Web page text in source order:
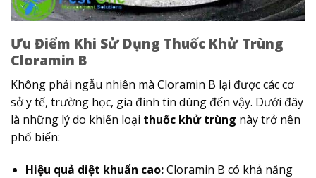
Ưu Điểm Khi Sử Dụng Thuốc Khử Trùng
Cloramin B
Không phải ngẫu nhiên mà Cloramin B lại được các cơ
sở y tế, trường học, gia đình tin dùng đến vậy. Dưới đây
là những lý do khiến loại thuốc khử trùng này trở nên
phổ biến:
Hiệu quả diệt khuẩn cao:Cloramin B có khả năng